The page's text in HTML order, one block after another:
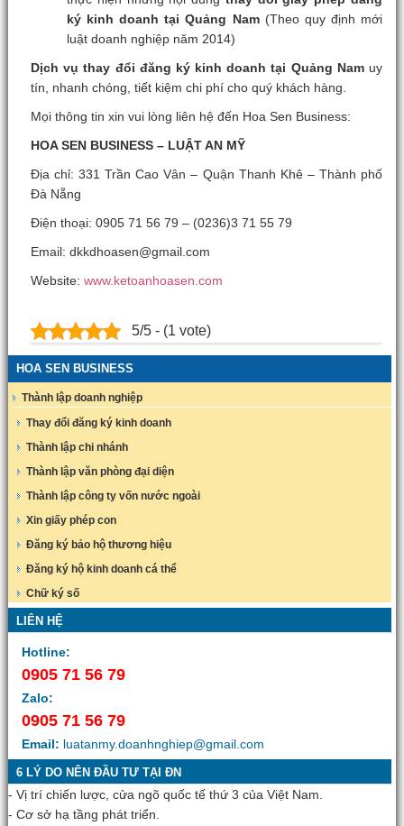
ký kinh doanh tại Quảng Nam(Theo quy định mới
luật doanh nghiệp năm 2014)
Dịch vụ thay đổi đăng ký kinh doanh tại Quảng Namuy
tín, nhanh chóng, tiết kiệm chi phí cho quý khách hàng.
Mọi thông tin xin vui lòng liên hệ đến Hoa Sen Business:
HOA SEN BUSINESS – LUẬT AN MỸ
Địa chỉ: 331 Trần Cao Vân – Quận Thanh Khê – Thành phố
Đà Nẵng
Điện thoại: 0905 71 56 79 – (0236)3 71 55 79
Email: dkkdhoasen@gmail.com
Website: www.ketoanhoasen.com
5/5 - (1 vote)
HOA SEN BUSINESS
Thành lập doanh nghiệp
Thay đổi đăng ký kinh doanh
Thành lập chi nhánh
Thành lập văn phòng đại diện
Thành lập công ty vốn nước ngoài
Xin giấy phép con
Đăng ký bảo hộ thương hiệu
Đăng ký hộ kinh doanh cá thể
Chữ ký số
LIÊN HỆ
Hotline:
0905 71 56 79
Zalo:
0905 71 56 79
Email: luatanmy.doanhnghiep@gmail.com
6 LÝ DO NÊN ĐẦU TƯ TẠI ĐN
- Vị trí chiến lược, cửa ngõ quốc tế thứ 3 của Việt Nam.
- Cơ sở hạ tầng phát triển.